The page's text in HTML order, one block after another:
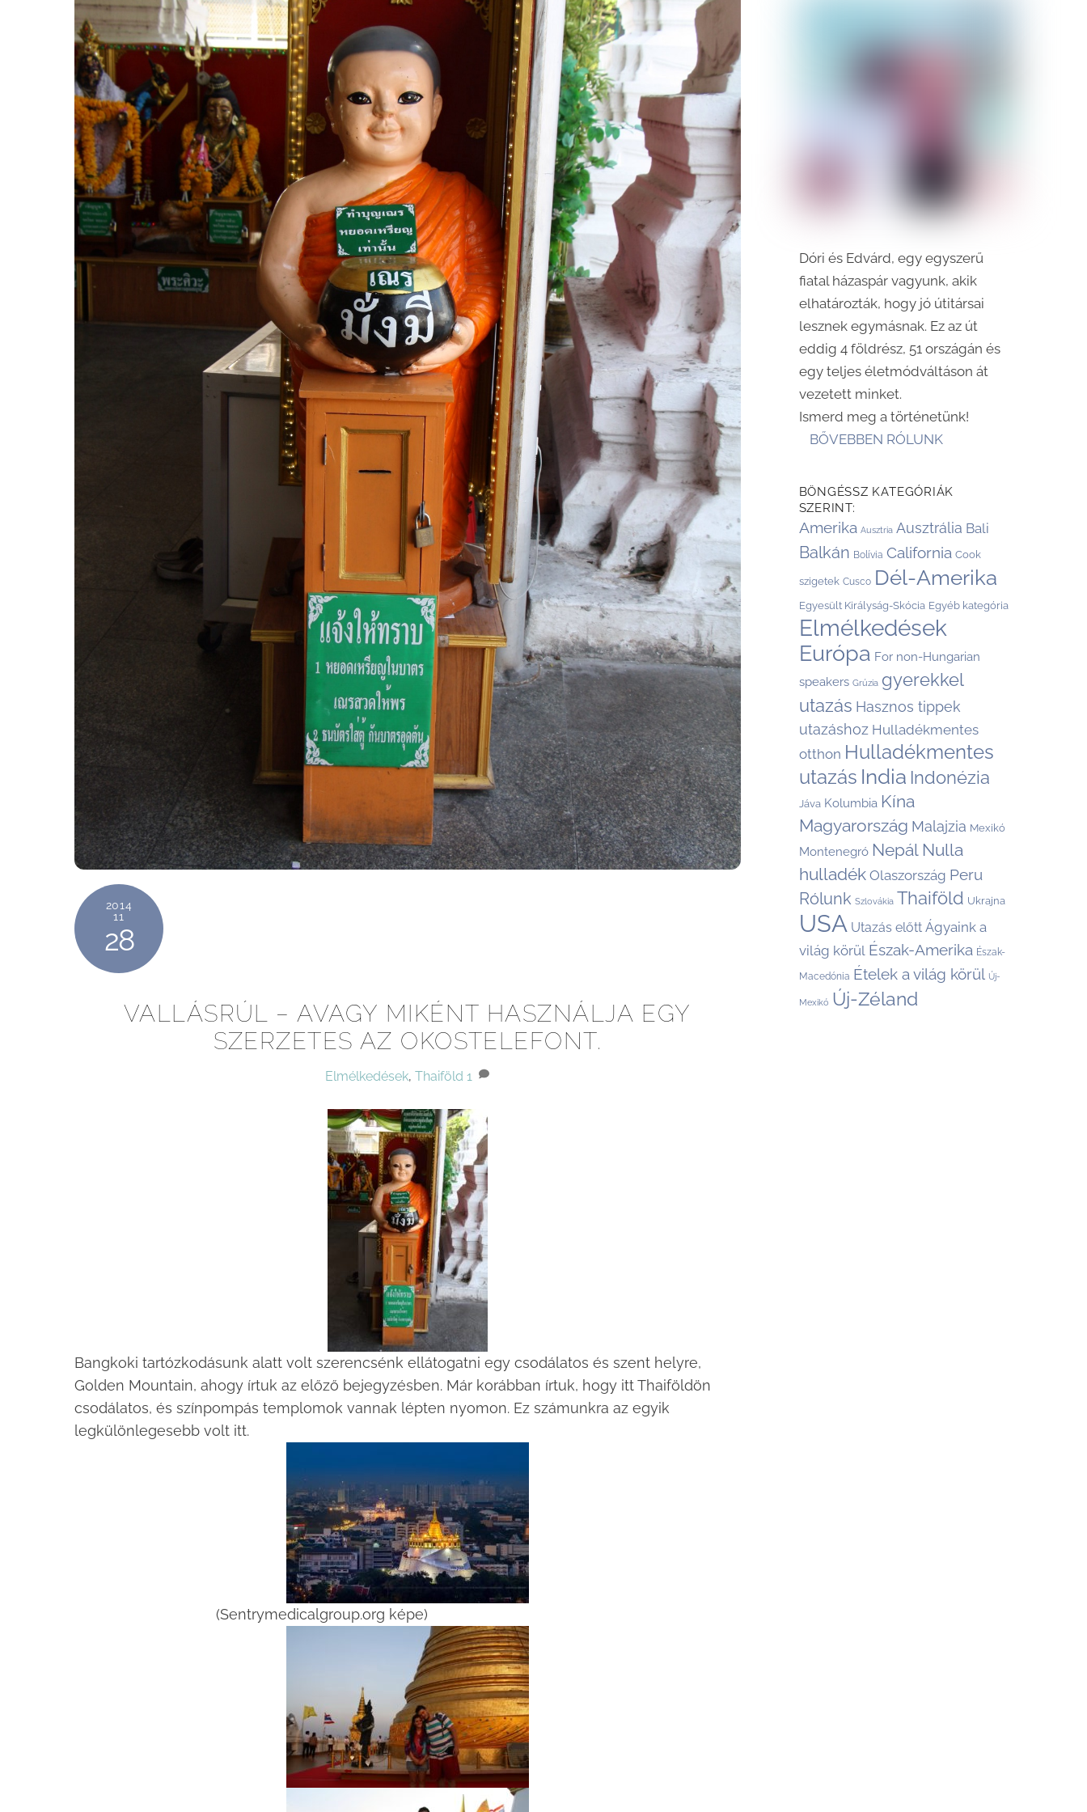
2014
11
28
VALLÁSRÚL – AVAGY MIKÉNT HASZNÁLJA EGY
SZERZETES AZ OKOSTELEFONT.
Elmélkedések,Thaiföld 1
Bangkoki tartózkodásunk alatt volt szerencsénk ellátogatni egy csodálatos és szent helyre,
Golden Mountain, ahogy írtuk az előző bejegyzésben. Már korábban írtuk, hogy itt Thaiföldön
csodálatos, és színpompás templomok vannak lépten nyomon. Ez számunkra az egyik
legkülönlegesebb volt itt.
(Sentrymedicalgroup.org képe)
Dóri és Edvárd, egy egyszerű
fiatal házaspár vagyunk, akik
elhatározták, hogy jó útitársai
lesznek egymásnak. Ez az út
eddig 4 földrész, 51 országán és
egy teljes életmódváltáson át
vezetett minket.
Ismerd meg a történetünk!
BŐVEBBEN RÓLUNK
BÖNGÉSSZ KATEGÓRIÁK
SZERINT:
Amerika Ausztria Ausztrália Bali
Balkán Bolívia California Cook
szigetek Cusco Dél-Amerika
Egyesült Királyság-Skócia Egyéb kategória
Elmélkedések
Európa For non-Hungarian
speakers Grúzia gyerekkel
utazás Hasznos tippek
utazáshoz Hulladékmentes
otthon Hulladékmentes
utazás India Indonézia
Jáva Kolumbia Kína
Magyarország Malajzia Mexikó
Montenegró Nepál Nulla
hulladék Olaszország Peru
Rólunk Szlovákia Thaiföld Ukrajna
USA Utazás előtt Ágyaink a
világ körül Észak-Amerika Észak-
Macedónia Ételek a világ körül Új-
Mexikó Új-Zéland